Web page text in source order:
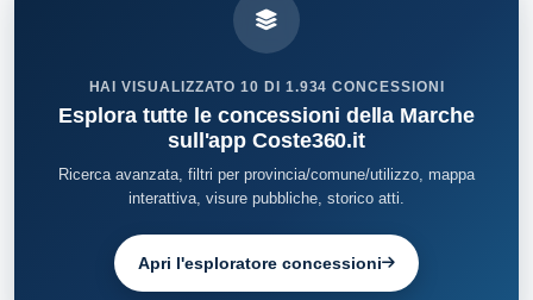
HAI VISUALIZZATO 10 DI 1.934 CONCESSIONI
Esplora tutte le concessioni della Marche
sull'app Coste360.it
Ricerca avanzata, filtri per provincia/comune/utilizzo, mappa
interattiva, visure pubbliche, storico atti.
Apri l'esploratore concessioni